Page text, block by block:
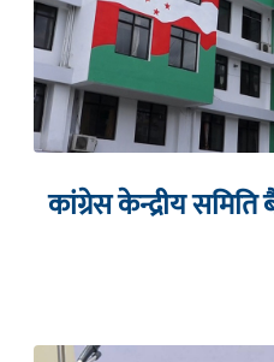
कांग्रेस केन्द्रीय